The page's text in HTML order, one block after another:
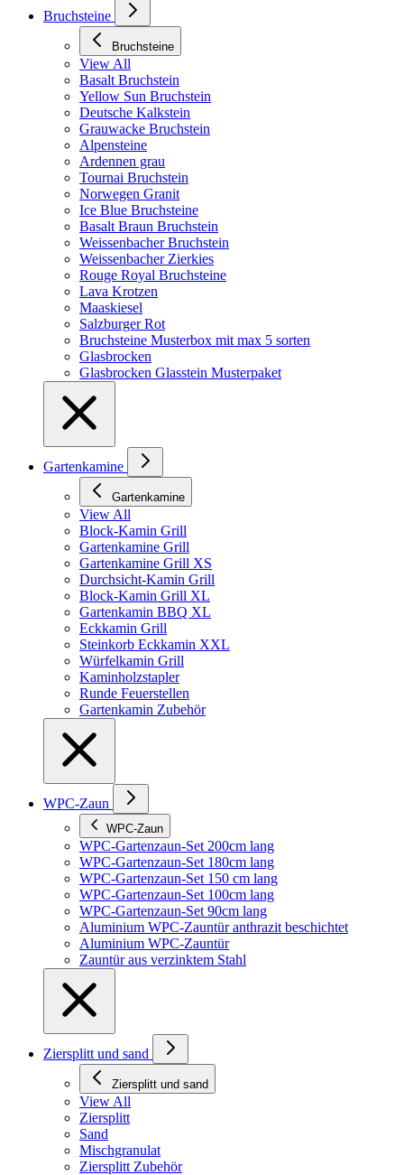
Bruchsteine
Bruchsteine
View All
Basalt Bruchstein
Yellow Sun Bruchstein
Deutsche Kalkstein
Grauwacke Bruchstein
Alpensteine
Ardennen grau
Tournai Bruchstein
Norwegen Granit
Ice Blue Bruchsteine
Basalt Braun Bruchstein
Weissenbacher Bruchstein
Weissenbacher Zierkies
Rouge Royal Bruchsteine
Lava Krotzen
Maaskiesel
Salzburger Rot
Bruchsteine Musterbox mit max 5 sorten
Glasbrocken
Glasbrocken Glasstein Musterpaket
Gartenkamine
Gartenkamine
View All
Block-Kamin Grill
Gartenkamine Grill
Gartenkamine Grill XS
Durchsicht-Kamin Grill
Block-Kamin Grill XL
Gartenkamin BBQ XL
Eckkamin Grill
Steinkorb Eckkamin XXL
Würfelkamin Grill
Kaminholzstapler
Runde Feuerstellen
Gartenkamin Zubehör
WPC-Zaun
WPC-Zaun
WPC-Gartenzaun-Set 200cm lang
WPC-Gartenzaun-Set 180cm lang
WPC-Gartenzaun-Set 150 cm lang
WPC-Gartenzaun-Set 100cm lang
WPC-Gartenzaun-Set 90cm lang
Aluminium WPC-Zauntür anthrazit beschichtet
Aluminium WPC-Zauntür
Zauntür aus verzinktem Stahl
Ziersplitt und sand
Ziersplitt und sand
View All
Ziersplitt
Sand
Mischgranulat
Ziersplitt Zubehör